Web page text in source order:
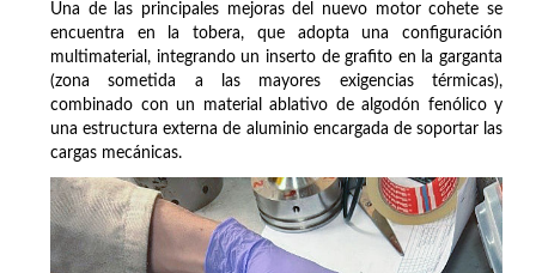
Una de las principales mejoras del nuevo motor cohete se
encuentra en la tobera, que adopta una configuración
multimaterial, integrando un inserto de grafito en la garganta
(zona sometida a las mayores exigencias térmicas),
combinado con un material ablativo de algodón fenólico y
una estructura externa de aluminio encargada de soportar las
cargas mecánicas.